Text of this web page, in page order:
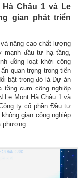
Châu 1 và Le
gian phát triển
nâng cao chất lượng
mạnh đầu tư hạ tầng,
đồng loạt khởi công
quan trọng trong tiến
bật trong đó là Dự án
cụm công nghiệp
Le Mont Hà Châu 1 và
ty cổ phần Đầu tư
gian công nghiệp
phương.